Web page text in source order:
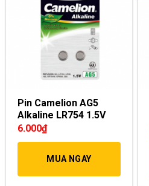
Pin Camelion AG5
Alkaline LR754 1.5V
6.000₫
MUA NGAY